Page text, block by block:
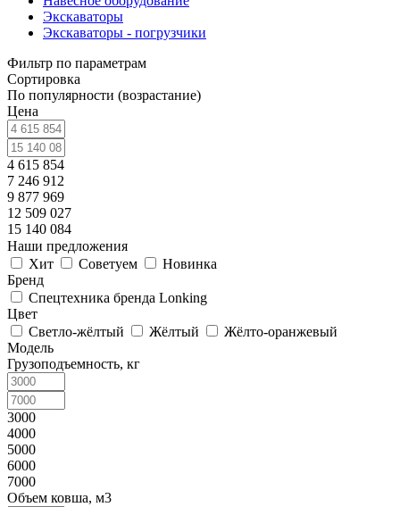
Экскаваторы
Экскаваторы - погрузчики
Фильтр по параметрам
Сортировка
По популярности (возрастание)
Цена
4 615 854
7 246 912
9 877 969
12 509 027
15 140 084
Наши предложения
Хит
Советуем
Новинка
Бренд
Спецтехника бренда Lonking
Цвет
Светло-жёлтый
Жёлтый
Жёлто-оранжевый
Модель
Грузоподъемность, кг
3000
4000
5000
6000
7000
Объем ковша, м3